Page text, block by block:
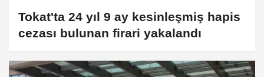
Tokat'ta 24 yıl 9 ay kesinleşmiş hapis
cezası bulunan firari yakalandı